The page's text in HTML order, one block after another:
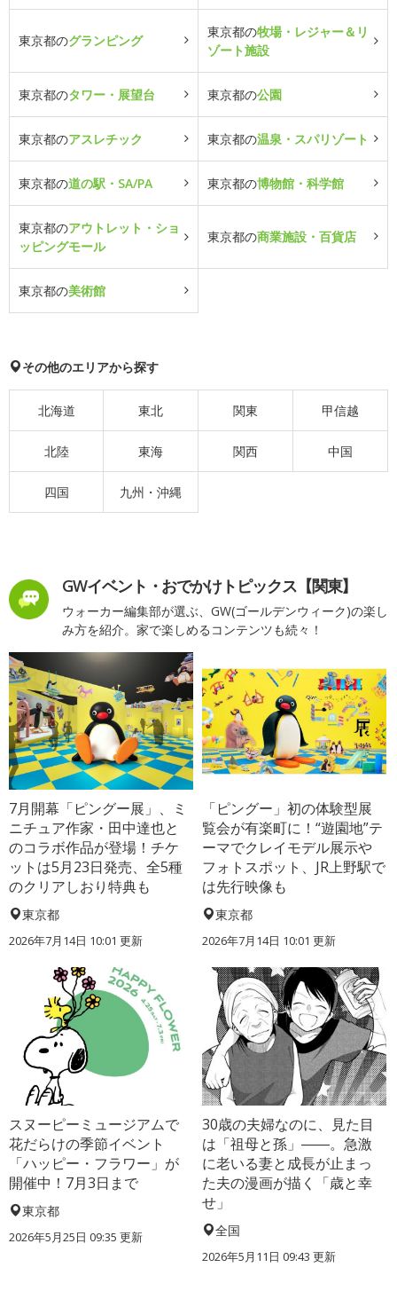
東京都のグランピング
東京都の牧場・レジャー＆リ
ゾート施設
東京都のタワー・展望台 東京都の公園
東京都のアスレチック 東京都の温泉・スパリゾート
東京都の道の駅・SA/PA 東京都の博物館・科学館
東京都のアウトレット・ショ
ッピングモール
東京都の商業施設・百貨店
東京都の美術館
その他のエリアから探す
北海道 東北 関東 甲信越
北陸 東海 関西 中国
四国 九州・沖縄
GWイベント・おでかけトピックス【関東】
ウォーカー編集部が選ぶ、GW(ゴールデンウィーク)の楽し
み方を紹介。家で楽しめるコンテンツも続々！
7月開幕「ピングー展」、ミ
ニチュア作家・田中達也と
のコラボ作品が登場！チケ
ットは5月23日発売、全5種
のクリアしおり特典も
東京都
2026年7月14日 10:01 更新
「ピングー」初の体験型展
覧会が有楽町に！“遊園地”テ
ーマでクレイモデル展示や
フォトスポット、JR上野駅で
は先行映像も
東京都
2026年7月14日 10:01 更新
スヌーピーミュージアムで
花だらけの季節イベント
「ハッピー・フラワー」が
開催中！7月3日まで
東京都
2026年5月25日 09:35 更新
30歳の夫婦なのに、見た目
は「祖母と孫」――。急激
に老いる妻と成長が止まっ
た夫の漫画が描く「歳と幸
せ」
全国
2026年5月11日 09:43 更新